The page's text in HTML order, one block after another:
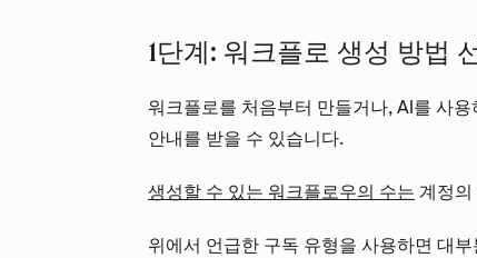
1단계: 워크플로 생성 방법
워크플로를 처음부터 만들거나, AI를 사
안내를 받을 수 있습니다.
생성할 수 있는 워크플로우의 수는 계정
위에서 언급한 구독 유형을 사용하면 대